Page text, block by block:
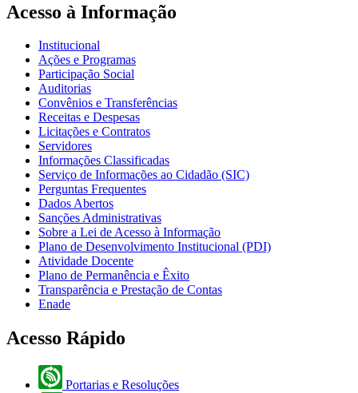
Acesso à Informação
Institucional
Ações e Programas
Participação Social
Auditorias
Convênios e Transferências
Receitas e Despesas
Licitações e Contratos
Servidores
Informações Classificadas
Serviço de Informações ao Cidadão (SIC)
Perguntas Frequentes
Dados Abertos
Sanções Administrativas
Sobre a Lei de Acesso à Informação
Plano de Desenvolvimento Institucional (PDI)
Atividade Docente
Plano de Permanência e Êxito
Transparência e Prestação de Contas
Enade
Acesso Rápido
Portarias e Resoluções